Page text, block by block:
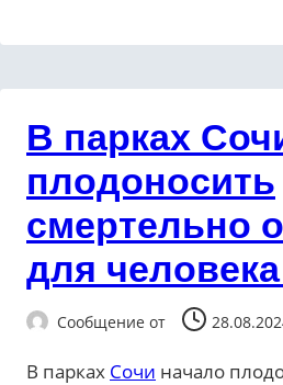
В парках
плодоносить
смертельно
для
Сообщение от
В парках Сочи начало